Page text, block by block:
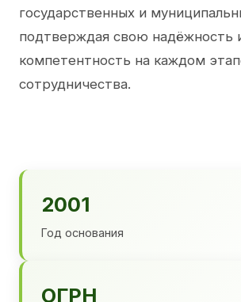
государственных и
подтверждая свою надёжность
компетентность на каждом
сотрудничества.
2001
Год основания
ОГРН